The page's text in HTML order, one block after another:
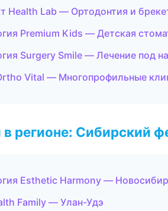
Health Lab — Ортодонтия и
Premium Kids — Детская
Surgery Smile — Лечение под
Vital — Многопрофильные
регионе: Сибирский
Esthetic Harmony —
Family — Улан-Удэ